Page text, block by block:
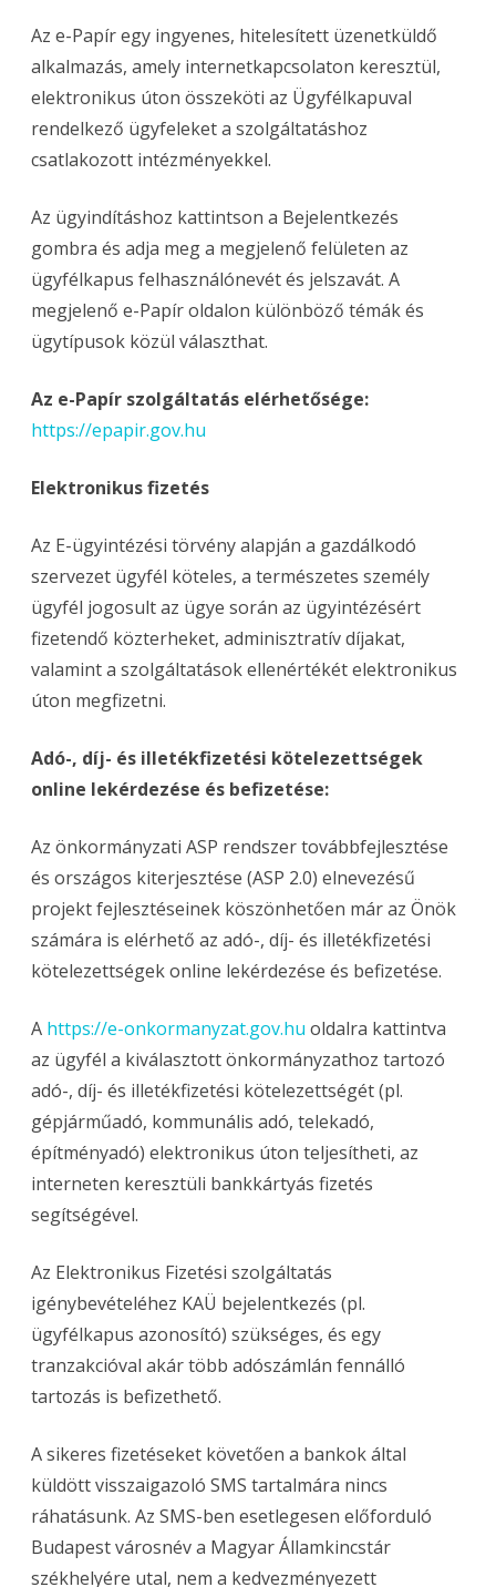
Az e-Papír egy ingyenes, hitelesített üzenetküldő
alkalmazás, amely internetkapcsolaton keresztül,
elektronikus úton összeköti az Ügyfélkapuval
rendelkező ügyfeleket a szolgáltatáshoz
csatlakozott intézményekkel.
Az ügyindításhoz kattintson a Bejelentkezés
gombra és adja meg a megjelenő felületen az
ügyfélkapus felhasználónevét és jelszavát. A
megjelenő e-Papír oldalon különböző témák és
ügytípusok közül választhat.
Az e-Papír szolgáltatás elérhetősége:
https://epapir.gov.hu
Elektronikus fizetés
Az E-ügyintézési törvény alapján a gazdálkodó
szervezet ügyfél köteles, a természetes személy
ügyfél jogosult az ügye során az ügyintézésért
fizetendő közterheket, adminisztratív díjakat,
valamint a szolgáltatások ellenértékét elektronikus
úton megfizetni.
Adó-, díj- és illetékfizetési kötelezettségek
online lekérdezése és befizetése:
Az önkormányzati ASP rendszer továbbfejlesztése
és országos kiterjesztése (ASP 2.0) elnevezésű
projekt fejlesztéseinek köszönhetően már az Önök
számára is elérhető az adó-, díj- és illetékfizetési
kötelezettségek online lekérdezése és befizetése.
A https://e-onkormanyzat.gov.hu oldalra kattintva
az ügyfél a kiválasztott önkormányzathoz tartozó
adó-, díj- és illetékfizetési kötelezettségét (pl.
gépjárműadó, kommunális adó, telekadó,
építményadó) elektronikus úton teljesítheti, az
interneten keresztüli bankkártyás fizetés
segítségével.
Az Elektronikus Fizetési szolgáltatás
igénybevételéhez KAÜ bejelentkezés (pl.
ügyfélkapus azonosító) szükséges, és egy
tranzakcióval akár több adószámlán fennálló
tartozás is befizethető.
A sikeres fizetéseket követően a bankok által
küldött visszaigazoló SMS tartalmára nincs
ráhatásunk. Az SMS-ben esetlegesen előforduló
Budapest városnév a Magyar Államkincstár
székhelyére utal, nem a kedvezményezett